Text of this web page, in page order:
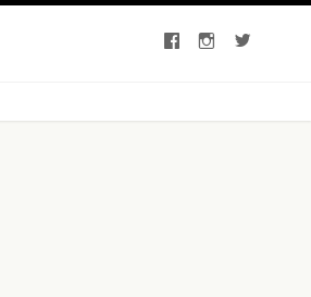
facebook instagram twitter